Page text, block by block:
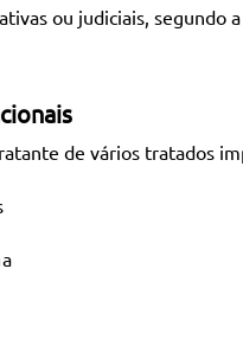
ou judiciais, segundo
de vários tratados